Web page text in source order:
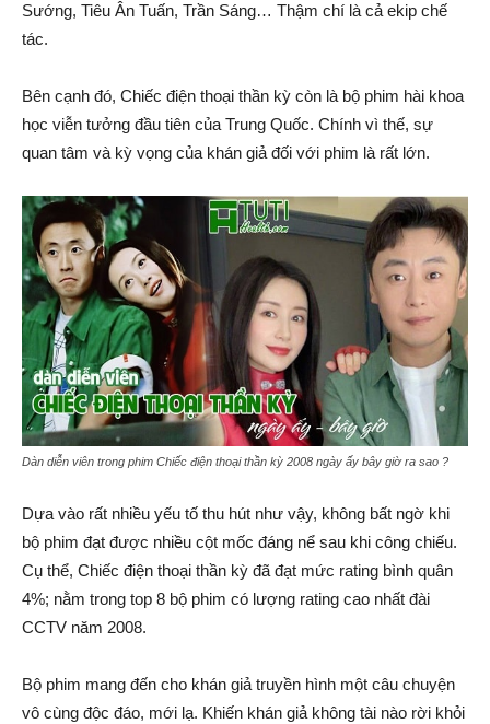
Sướng, Tiêu Ân Tuấn, Trần Sáng… Thậm chí là cả ekip chế
tác.
Bên cạnh đó, Chiếc điện thoại thần kỳ còn là bộ phim hài khoa
học viễn tưởng đầu tiên của Trung Quốc. Chính vì thế, sự
quan tâm và kỳ vọng của khán giả đối với phim là rất lớn.
Dàn diễn viên trong phim Chiếc điện thoại thần kỳ 2008 ngày ấy bây giờ ra sao ?
Dựa vào rất nhiều yếu tố thu hút như vậy, không bất ngờ khi
bộ phim đạt được nhiều cột mốc đáng nể sau khi công chiếu.
Cụ thể, Chiếc điện thoại thần kỳ đã đạt mức rating bình quân
4%; nằm trong top 8 bộ phim có lượng rating cao nhất đài
CCTV năm 2008.
Bộ phim mang đến cho khán giả truyền hình một câu chuyện
vô cùng độc đáo, mới lạ. Khiến khán giả không tài nào rời khỏi